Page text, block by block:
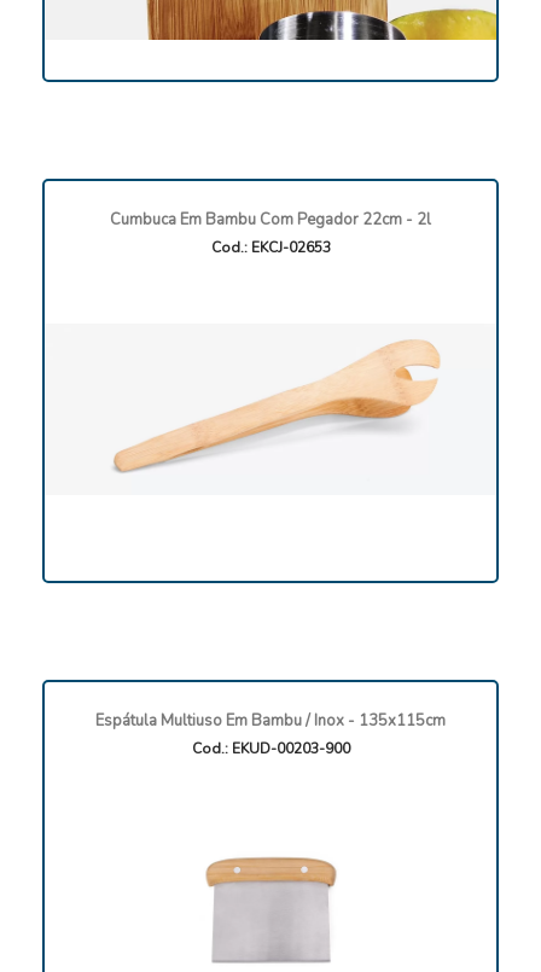
Cumbuca Em Bambu Com Pegador 22cm - 2l
Cod.: EKCJ-02653
Espátula Multiuso Em Bambu / Inox - 135x115cm
Cod.: EKUD-00203-900